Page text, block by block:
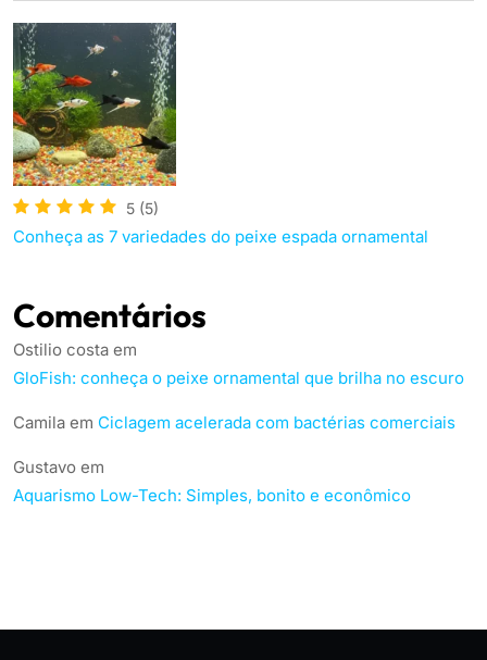
5 (5)
Conheça as 7 variedades do peixe espada ornamental
Comentários
Ostilio costa em
GloFish: conheça o peixe ornamental que brilha no escuro
Camila em Ciclagem acelerada com bactérias comerciais
Gustavo em
Aquarismo Low-Tech: Simples, bonito e econômico